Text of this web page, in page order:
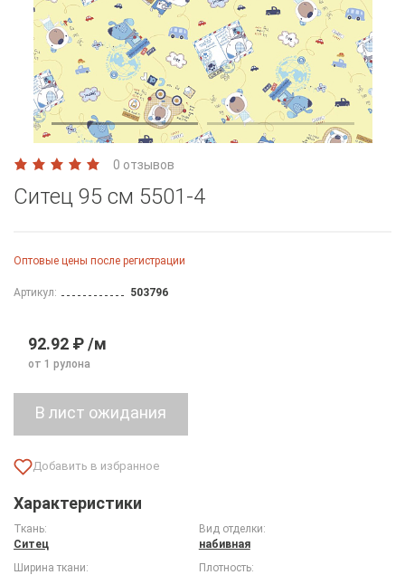
0 отзывов
Ситец 95 см 5501-4
Оптовые цены после регистрации
Артикул: 503796
92.92 ₽ /м
от 1 рулона
Характеристики
Ткань:
Ситец
Вид отделки:
набивная
Ширина ткани:
Плотность: